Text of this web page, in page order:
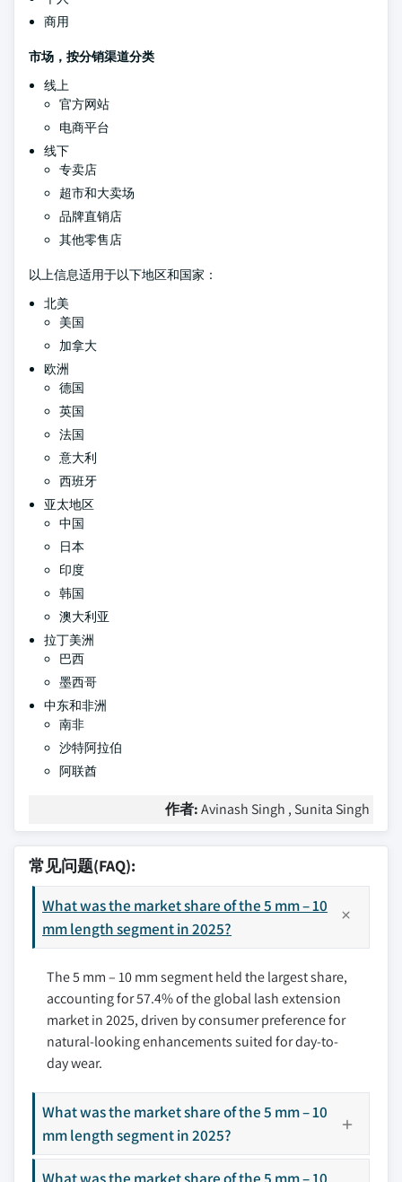
商用
市场，按分销渠道分类
线上
官方网站
电商平台
线下
专卖店
超市和大卖场
品牌直销店
其他零售店
以上信息适用于以下地区和国家：
北美
美国
加拿大
欧洲
德国
英国
法国
意大利
西班牙
亚太地区
中国
日本
印度
韩国
澳大利亚
拉丁美洲
巴西
墨西哥
中东和非洲
南非
沙特阿拉伯
阿联酋
作者:Avinash Singh , Sunita Singh
常见问题(FAQ):
What was the market share of the 5 mm – 10
mm length segment in 2025?
The 5 mm – 10 mm segment held the largest share,
accounting for 57.4% of the global lash extension
market in 2025, driven by consumer preference for
natural-looking enhancements suited for day-to-
day wear.
What was the market share of the 5 mm – 10
mm length segment in 2025?
What was the market share of the 5 mm – 10